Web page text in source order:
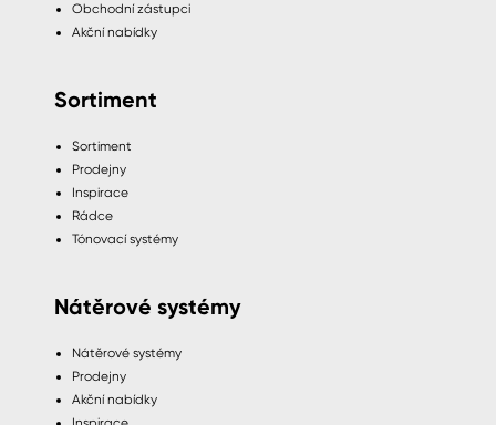
Obchodní zástupci
Akční nabídky
Sortiment
Sortiment
Prodejny
Inspirace
Rádce
Tónovací systémy
Nátěrové systémy
Nátěrové systémy
Prodejny
Akční nabídky